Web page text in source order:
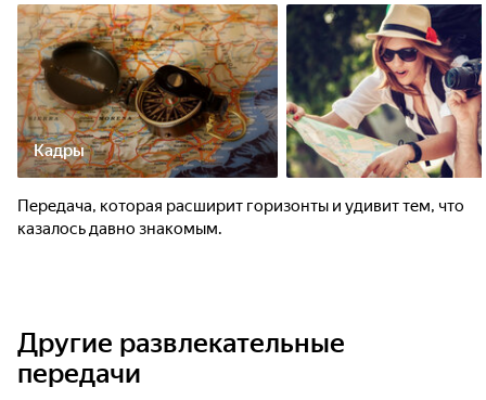
Кадры
Передача, которая расширит горизонты и удивит тем, что
казалось давно знакомым.
Другие развлекательные
передачи